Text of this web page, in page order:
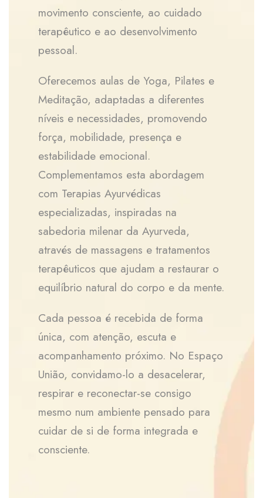
movimento consciente, ao cuidado
terapêutico e ao desenvolvimento
pessoal.
Oferecemos aulas de Yoga, Pilates e
Meditação, adaptadas a diferentes
níveis e necessidades, promovendo
força, mobilidade, presença e
estabilidade emocional.
Complementamos esta abordagem
com Terapias Ayurvédicas
especializadas, inspiradas na
sabedoria milenar da Ayurveda,
através de massagens e tratamentos
terapêuticos que ajudam a restaurar o
equilíbrio natural do corpo e da mente.
Cada pessoa é recebida de forma
única, com atenção, escuta e
acompanhamento próximo. No Espaço
União, convidamo-lo a desacelerar,
respirar e reconectar-se consigo
mesmo num ambiente pensado para
cuidar de si de forma integrada e
consciente.